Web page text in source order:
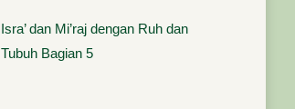
Isra’ dan Mi’raj dengan Ruh dan
Tubuh Bagian 5